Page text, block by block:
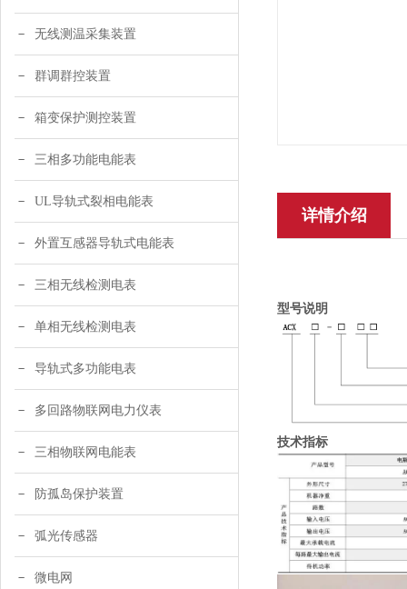
无线测温采集装置
群调群控装置
箱变保护测控装置
三相多功能电能表
UL导轨式裂相电能表
外置互感器导轨式电能表
三相无线检测电表
单相无线检测电表
导轨式多功能电表
多回路物联网电力仪表
三相物联网电能表
防孤岛保护装置
弧光传感器
微电网
详情介绍
型号说明
技术指标